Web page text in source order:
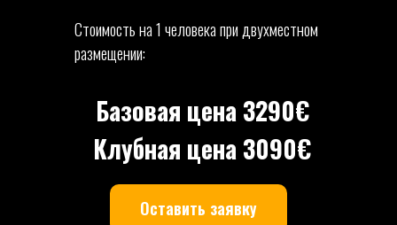
Базовая цена 3290€
Клубная цена 3090€
Оставить заявку
Стоимость на 1 человека при двухместном
размещении: